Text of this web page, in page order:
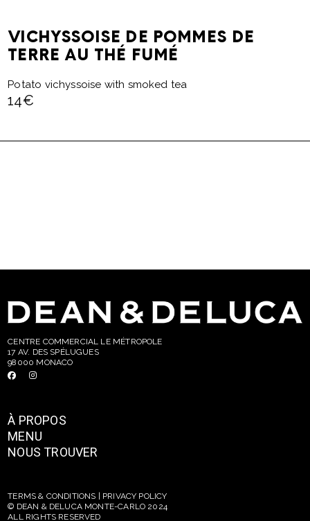
VICHYSSOISE DE POMMES DE
TERRE AU THÉ FUMÉ
Potato vichyssoise with smoked tea
14€
CENTRE COMMERCIAL LE MÉTROPOLE
17 AV. DES SPÉLUGUES
98000 MONACO
À PROPOS
MENU
NOUS TROUVER
TERMS & CONDITIONS | PRIVACY POLICY
© DEAN & DELUCA MONTE-CARLO 2024
ALL RIGHTS RESERVED